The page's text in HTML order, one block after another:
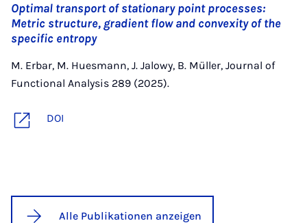
Optimal transport of stationary point processes:
Metric structure, gradient flow and convexity of the
specific entropy
M. Erbar, M. Huesmann, J. Jalowy, B. Müller, Journal of
Functional Analysis 289 (2025).
DOI
Alle Publikationen anzeigen